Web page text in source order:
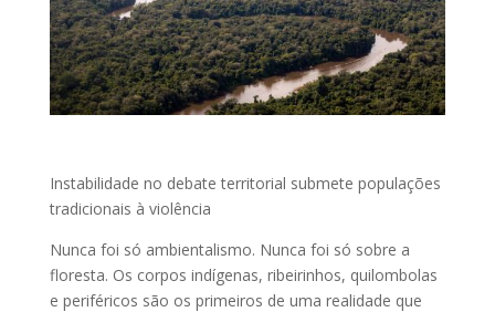
Instabilidade no debate territorial submete populações
tradicionais à violência
Nunca foi só ambientalismo. Nunca foi só sobre a
floresta. Os corpos indígenas, ribeirinhos, quilombolas
e periféricos são os primeiros de uma realidade que